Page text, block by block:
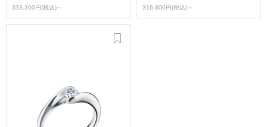
333,300円(税込)～
316,800円(税込)～